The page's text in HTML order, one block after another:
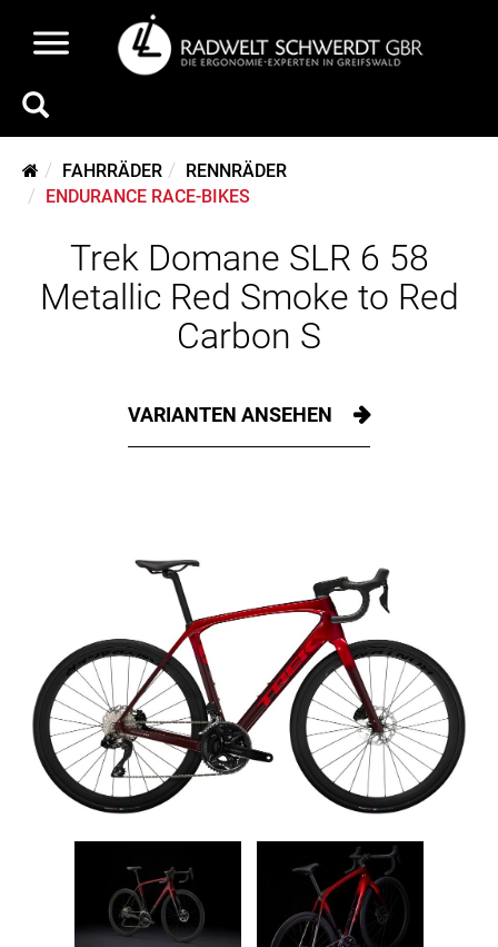
FAHRRÄDER
RENNRÄDER
ENDURANCE RACE-BIKES
Trek Domane SLR 6 58
Metallic Red Smoke to Red
Carbon S
VARIANTEN ANSEHEN